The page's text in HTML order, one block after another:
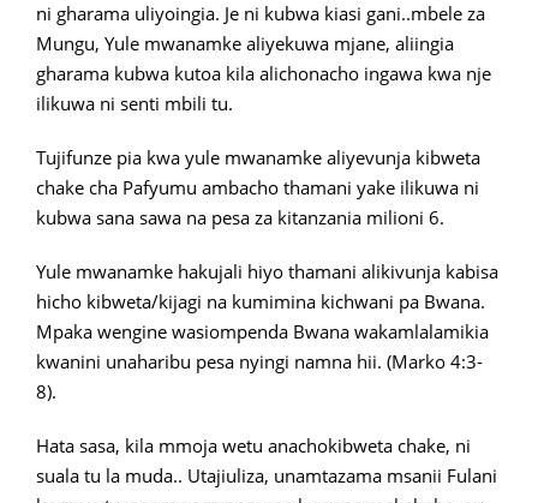
ni gharama uliyoingia. Je ni kubwa kiasi gani..mbele za
Mungu, Yule mwanamke aliyekuwa mjane, aliingia
gharama kubwa kutoa kila alichonacho ingawa kwa nje
ilikuwa ni senti mbili tu.
Tujifunze pia kwa yule mwanamke aliyevunja kibweta
chake cha Pafyumu ambacho thamani yake ilikuwa ni
kubwa sana sawa na pesa za kitanzania milioni 6.
Yule mwanamke hakujali hiyo thamani alikivunja kabisa
hicho kibweta/kijagi na kumimina kichwani pa Bwana.
Mpaka wengine wasiompenda Bwana wakamlalamikia
kwanini unaharibu pesa nyingi namna hii. (Marko 4:3-
8).
Hata sasa, kila mmoja wetu anachokibweta chake, ni
suala tu la muda.. Utajiuliza, unamtazama msanii Fulani